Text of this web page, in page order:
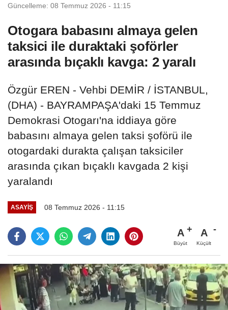
Güncelleme: 08 Temmuz 2026 - 11:15
Otogara babasını almaya gelen
taksici ile duraktaki şoförler
arasında bıçaklı kavga: 2 yaralı
Özgür EREN - Vehbi DEMİR / İSTANBUL,
(DHA) - BAYRAMPAŞA'daki 15 Temmuz
Demokrasi Otogarı'na iddiaya göre
babasını almaya gelen taksi şoförü ile
otogardaki durakta çalışan taksiciler
arasında çıkan bıçaklı kavgada 2 kişi
yaralandı
ASAYIŞ 08 Temmuz 2026 - 11:15
A
Büyüt
A
Küçült